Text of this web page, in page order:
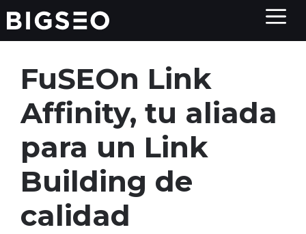
FuSEOn Link
Affinity, tu aliada
para un Link
Building de
calidad